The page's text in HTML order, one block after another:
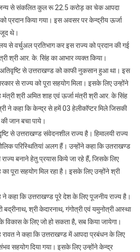
से संकलित कुल रू 22.5 करोड़ का चेक आपदा
प्रदान किया गया। इस अवसर पर केन्द्रीय ऊर्जा
थे।
से वर्चुअल प्रतिभाग कर इस राज्य को प्रदान की गई
श्री आर. के. सिंह का आभार व्यक्त किया।
से उत्तराखण्ड को काफी नुकसान हुआ था। इस
से राज्य को पूरा सहयोग मिला। इसके लिए उन्होंने
मंत्री श्री अमित शाह एवं ऊर्जा मंत्री श्री आर. के सिंह
ने कहा कि केन्द्र से हमें 03 हेलीकॉप्टर मिले जिसकी
जान बचा पाये।
से उत्तराखण्ड संवेदनशील राज्य है। हिमालयी राज्य
परिस्थितियां अलग हैं। उन्होंने कहा कि उतराखण्ड
बनाने हेतु प्रयास किये जा रहे हैं, जिसके लिए
पूरा सहयोग मिल रहा है। इसके लिए उन्होंने श्री
ने कहा कि उत्तराखण्ड पूरे देश के लिए पूजनीय राज्य है।
श्री केदारनाथ, गंगोत्री एवं यमुनोत्री आस्था
के लिए जो हो सकता है, सब किया जायेगा।
ने कहा कि उत्तराखण्ड में आपदा प्रबंधन के लिए
सहयोग दिया गया। इसके लिए उन्होंने केन्द्र